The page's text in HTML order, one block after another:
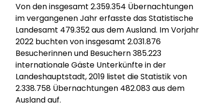
Von den insgesamt 2.359.354 Übernachtungen
im vergangenen Jahr erfasste das Statistische
Landesamt 479.352 aus dem Ausland. Im Vorjahr
2022 buchten von insgesamt 2.031.876
Besucherinnen und Besuchern 385.223
internationale Gäste Unterkünfte in der
Landeshauptstadt, 2019 listet die Statistik von
2.338.758 Übernachtungen 482.083 aus dem
Ausland auf.